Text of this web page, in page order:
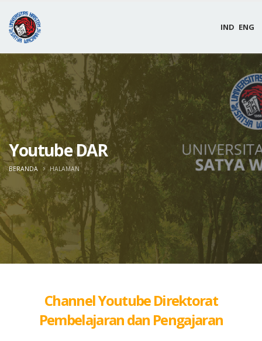
IND ENG
Youtube DAR
BERANDA HALAMAN
Channel Youtube Direktorat
Pembelajaran dan Pengajaran